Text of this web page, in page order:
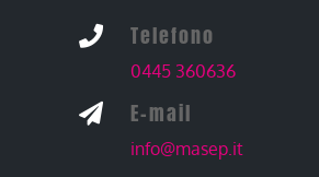
 Telefono
0445 360636
 E-mail
info@masep.it